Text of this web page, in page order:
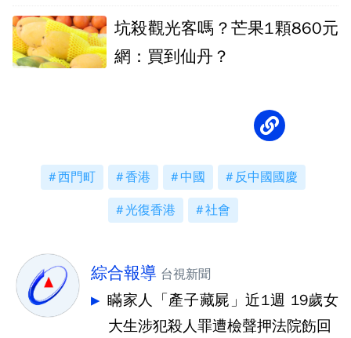
坑殺觀光客嗎？芒果1顆860元
網：買到仙丹？
西門町 香港 中國 反中國國慶
光復香港 社會
綜合報導 台視新聞
瞞家人「產子藏屍」近1週 19歲女
大生涉犯殺人罪遭檢聲押法院飭回